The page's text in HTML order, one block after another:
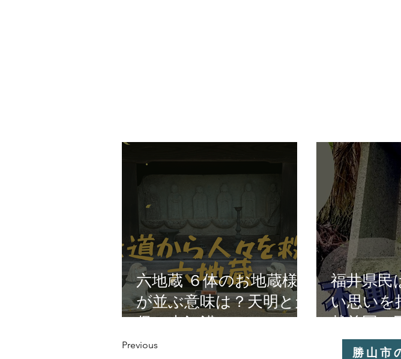
六地蔵 ６体のお地蔵様
が並ぶ意味は？天明と天
保の大飢饉
福井県民
い思いを
越前国の
Previous
勝山市